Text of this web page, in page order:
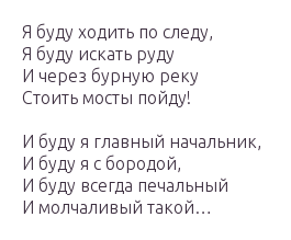
Я буду ходить по следy,
Я буду искать руду
И через бурную реку
Стоить мосты пойду!
И буду я главный начальник,
И буду я с бородой,
И буду всегда печальный
И молчаливый такой…